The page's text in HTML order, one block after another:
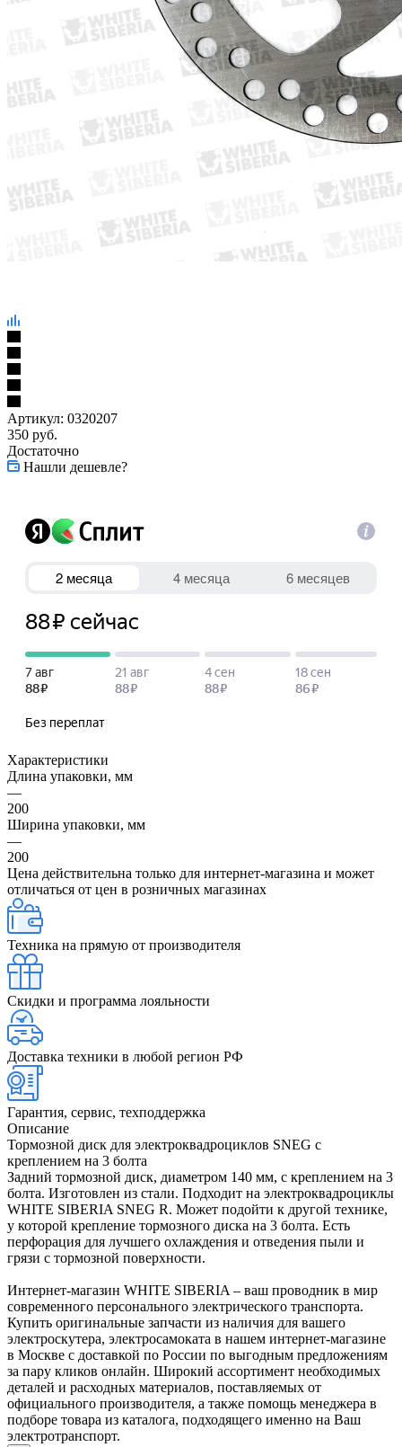
Артикул: 0320207
350 руб.
Достаточно
Нашли дешевле?
Характеристики
Длина упаковки, мм
—
200
Ширина упаковки, мм
—
200
Цена действительна только для интернет-магазина и может
отличаться от цен в розничных магазинах
Техника на прямую от производителя
Скидки и программа лояльности
Доставка техники в любой регион РФ
Гарантия, сервис, техподдержка
Описание
Тормозной диск для электроквадроциклов SNEG с
креплением на 3 болта
Задний тормозной диск, диаметром 140 мм, с креплением на 3
болта. Изготовлен из стали. Подходит на электроквадроциклы
WHITE SIBERIA SNEG R. Может подойти к другой технике,
у которой крепление тормозного диска на 3 болта. Есть
перфорация для лучшего охлаждения и отведения пыли и
грязи с тормозной поверхности.
Интернет-магазин WHITE SIBERIA – ваш проводник в мир
современного персонального электрического транспорта.
Купить оригинальные запчасти из наличия для вашего
электроскутера, электросамоката в нашем интернет-магазине
в Москве с доставкой по России по выгодным предложениям
за пару кликов онлайн. Широкий ассортимент необходимых
деталей и расходных материалов, поставляемых от
официального производителя, а также помощь менеджера в
подборе товара из каталога, подходящего именно на Ваш
электротранспорт.